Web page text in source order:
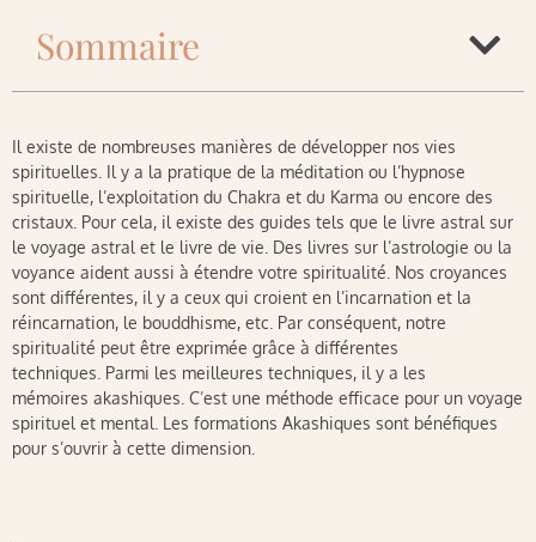
Sommaire
Il existe de nombreuses manières de développer nos vies
spirituelles. Il y a la pratique de la méditation ou l’hypnose
spirituelle, l’exploitation du Chakra et du Karma ou encore des
cristaux. Pour cela, il existe des guides tels que le livre astral sur
le voyage astral et le livre de vie. Des livres sur l’astrologie ou la
voyance aident aussi à étendre votre spiritualité. Nos croyances
sont différentes, il y a ceux qui croient en l’incarnation et la
réincarnation, le bouddhisme, etc. Par conséquent, notre
spiritualité peut être exprimée grâce à différentes
techniques. Parmi les meilleures techniques, il y a les
mémoires akashiques. C’est une méthode efficace pour un voyage
spirituel et mental. Les formations Akashiques sont bénéfiques
pour s’ouvrir à cette dimension.